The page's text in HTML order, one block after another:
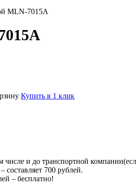
MLN-7015A
Купить в 1 клик
и до транспортной
составляет 700 рублей.
– бесплатно!